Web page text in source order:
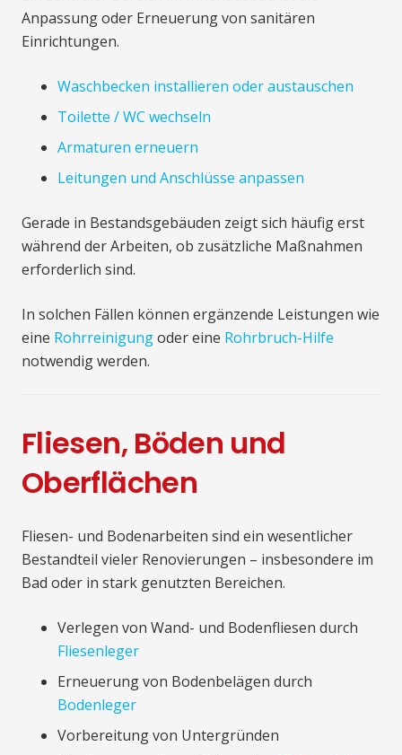
Anpassung oder Erneuerung von sanitären
Einrichtungen.
Waschbecken installieren oder austauschen
Toilette / WC wechseln
Armaturen erneuern
Leitungen und Anschlüsse anpassen
Gerade in Bestandsgebäuden zeigt sich häufig erst
während der Arbeiten, ob zusätzliche Maßnahmen
erforderlich sind.
In solchen Fällen können ergänzende Leistungen wie
eine Rohrreinigungoder eine Rohrbruch-Hilfe
notwendig werden.
Fliesen, Böden und
Oberflächen
Fliesen- und Bodenarbeiten sind ein wesentlicher
Bestandteil vieler Renovierungen – insbesondere im
Bad oder in stark genutzten Bereichen.
Verlegen von Wand- und Bodenfliesen durch
Fliesenleger
Erneuerung von Bodenbelägen durch
Bodenleger
Vorbereitung von Untergründen